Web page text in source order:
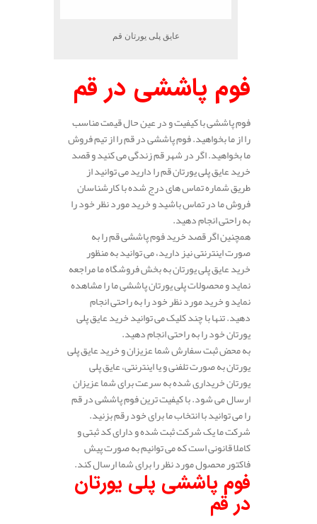
عایق پلی یورتان قم
فوم پاششی در قم
فوم پاششی با کیفیت و در عین حال قیمت مناسب
را از ما بخواهید. فوم پاششی در قم را از تیم فروش
ما بخواهید. اگر در شهر قم زندگی می کنید و قصد
خرید عایق پلی یورتان قم را دارید می توانید از
طریق شماره تماس های درج شده با کارشناسان
فروش ما در تماس باشید و خرید مورد نظر خود را
به راحتی انجام دهید.
همچنین اگر قصد خرید فوم پاششی قم را به
صورت اینترنتی نیز دارید، می توانید به منظور
خرید عایق پلی یورتان به بخش فروشگاه ما مراجعه
نماید و محصولات پلی یورتان پاششی ما را مشاهده
نماید و خرید مورد نظر خود را به راحتی انجام
دهید. تنها با چند کلیک می توانید خرید عایق پلی
یورتان خود را به راحتی انجام دهید.
به محض ثبت سفارش شما عزیزان و خرید عایق پلی
یورتان به صورت تلفنی و یا اینترنتی، عایق پلی
یورتان خریداری شده به سرعت برای شما عزیزان
ارسال می شود. با کیفیت ترین فوم پاششی در قم
را می توانید با انتخاب ما برای خود رقم بزنید.
شرکت ما یک شرکت ثبت شده و دارای کد ثبتی و
کاملا قانونی است که می توانیم به صورت پیش
فاکتور محصول مورد نظر را برای شما ارسال کند.
فوم پاششی پلی یورتان
در قم